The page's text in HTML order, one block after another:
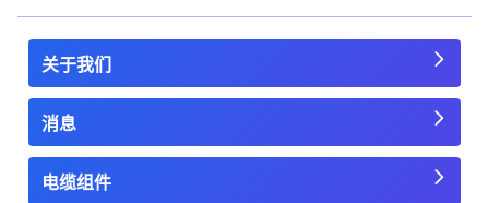
关于我们
消息
电缆组件